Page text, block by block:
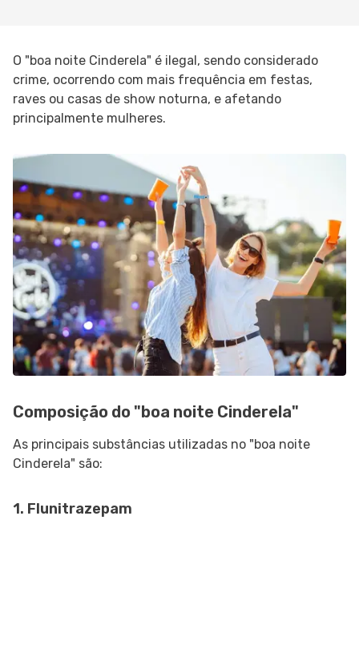
O "boa noite Cinderela" é ilegal, sendo considerado
crime, ocorrendo com mais frequência em festas,
raves ou casas de show noturna, e afetando
principalmente mulheres.
Composição do "boa noite Cinderela"
As principais substâncias utilizadas no "boa noite
Cinderela" são:
1. Flunitrazepam